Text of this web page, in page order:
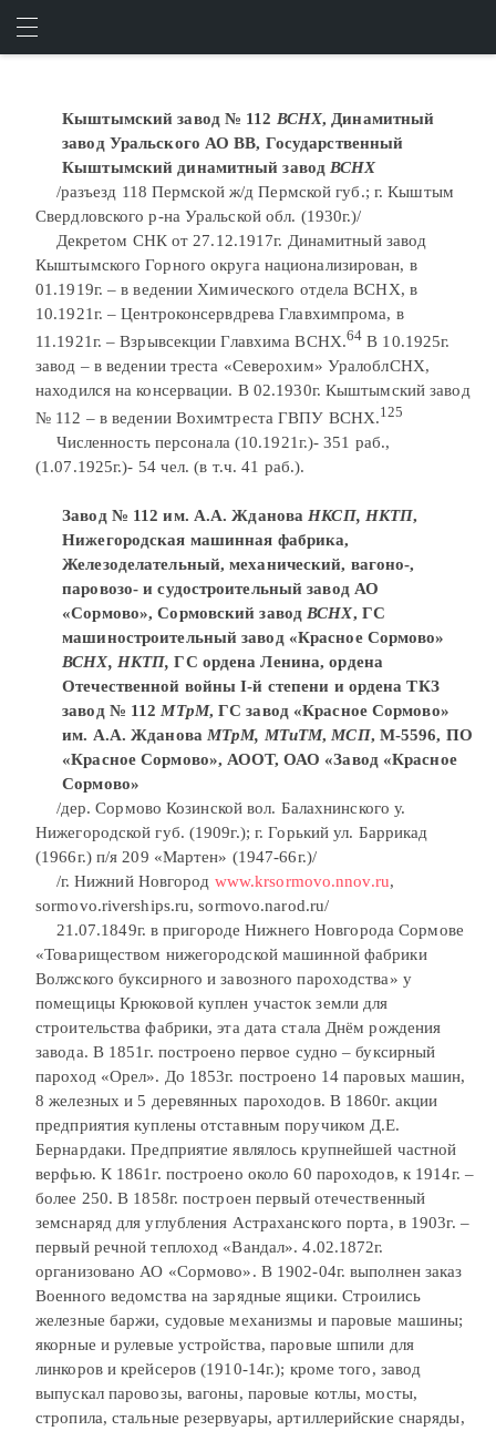
ПРЕДПРИЯТИЯ № 101-150
Кыштымский завод № 112 ВСНХ, Динамитный
завод Уральского АО ВВ, Государственный
Кыштымский динамитный завод ВСНХ
/разъезд 118 Пермской ж/д Пермской губ.; г. Кыштым
Свердловского р-на Уральской обл. (1930г.)/
Декретом СНК от 27.12.1917г. Динамитный завод
Кыштымского Горного округа национализирован, в
01.1919г. – в ведении Химического отдела ВСНХ, в
10.1921г. – Центроконсервдрева Главхимпрома, в
11.1921г. – Взрывсекции Главхима ВСНХ.64 В 10.1925г.
завод – в ведении треста «Северохим» УралоблСНХ,
находился на консервации. В 02.1930г. Кыштымский завод
№ 112 – в ведении Вохимтреста ГВПУ ВСНХ.125
Численность персонала (10.1921г.)- 351 раб.,
(1.07.1925г.)- 54 чел. (в т.ч. 41 раб.).
Завод № 112 им. А.А. Жданова НКСП, НКТП,
Нижегородская машинная фабрика,
Железоделательный, механический, вагоно-,
паровозо- и судостроительный завод АО
«Сормово», Сормовский завод ВСНХ, ГС
машиностроительный завод «Красное Сормово»
ВСНХ, НКТП,ГС ордена Ленина, ордена
Отечественной войны I-й степени и ордена ТКЗ
завод № 112 МТрМ, ГС завод «Красное Сормово»
им. А.А. Жданова МТрМ, МТиТМ, МСП, М-5596, ПО
«Красное Сормово», АООТ, ОАО «Завод «Красное
Сормово»
/дер. Сормово Козинской вол. Балахнинского у.
Нижегородской губ. (1909г.); г. Горький ул. Баррикад
(1966г.) п/я 209 «Мартен» (1947-66г.)/
/г. Нижний Новгород www.krsormovo.nnov.ru,
sormovo.riverships.ru, sormovo.narod.ru/
21.07.1849г. в пригороде Нижнего Новгорода Сормове
«Товариществом нижегородской машинной фабрики
Волжского буксирного и завозного пароходства» у
помещицы Крюковой куплен участок земли для
строительства фабрики, эта дата стала Днём рождения
завода. В 1851г. построено первое судно – буксирный
пароход «Орел». До 1853г. построено 14 паровых машин,
8 железных и 5 деревянных пароходов. В 1860г. акции
предприятия куплены отставным поручиком Д.Е.
Бернардаки. Предприятие являлось крупнейшей частной
верфью. К 1861г. построено около 60 пароходов, к 1914г. –
более 250. В 1858г. построен первый отечественный
земснаряд для углубления Астраханского порта, в 1903г. –
первый речной теплоход «Вандал». 4.02.1872г.
организовано АО «Сормово». В 1902-04г. выполнен заказ
Военного ведомства на зарядные ящики. Строились
железные баржи, судовые механизмы и паровые машины;
якорные и рулевые устройства, паровые шпили для
линкоров и крейсеров (1910-14г.); кроме того, завод
выпускал паровозы, вагоны, паровые котлы, мосты,
стропила, стальные резервуары, артиллерийские снаряды,